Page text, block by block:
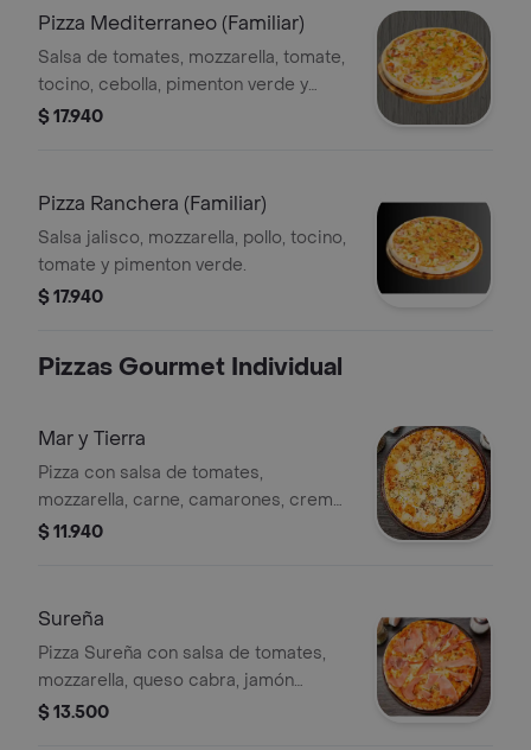
Pizza Mediterraneo (Familiar)
Salsa de tomates, mozzarella, tomate,
tocino, cebolla, pimenton verde y
extra queso.
$ 17.940
Pizza Ranchera (Familiar)
Salsa jalisco, mozzarella, pollo, tocino,
tomate y pimenton verde.
$ 17.940
Pizzas Gourmet Individual
Mar y Tierra
Pizza con salsa de tomates,
mozzarella, carne, camarones, crema
y palmitos.
$ 11.940
Sureña
Pizza Sureña con salsa de tomates,
mozzarella, queso cabra, jamón
serrano, nueces y alcaparras.
$ 13.500